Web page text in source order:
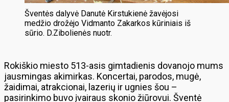
Šventės dalyvė Danutė Kirstukienė žavėjosi
medžio drožėjo Vidmanto Zakarkos kūriniais iš
sūrio. D.Zibolienės nuotr.
Rokiškio miesto 513-asis gimtadienis dovanojo mums
jausmingas akimirkas. Koncertai, parodos, mugė,
žaidimai, atrakcionai, lazerių ir ugnies šou –
pasirinkimo buvo įvairaus skonio žiūrovui. Šventė